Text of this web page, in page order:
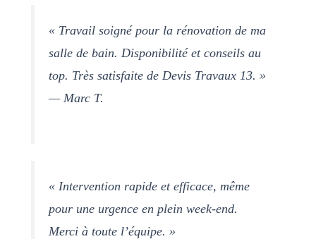
« Travail soigné pour la rénovation de ma
salle de bain. Disponibilité et conseils au
top. Très satisfaite de Devis Travaux 13. »
— Marc T.
« Intervention rapide et efficace, même
pour une urgence en plein week-end.
Merci à toute l’équipe. »